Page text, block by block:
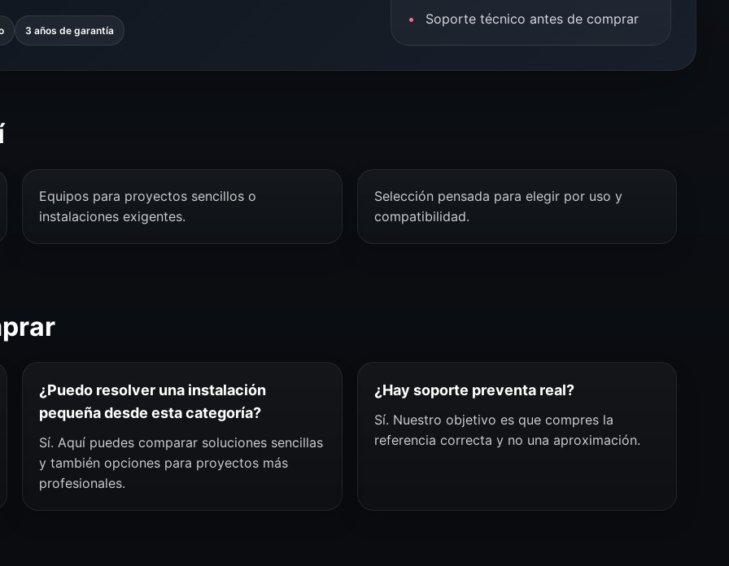
3 años de garantía
Soporte técnico antes de comprar
Equipos para proyectos sencillos o
instalaciones exigentes.
Selección pensada para elegir por uso y
compatibilidad.
¿Puedo resolver una instalación
pequeña desde esta categoría?
Sí. Aquí puedes comparar soluciones sencillas
y también opciones para proyectos más
profesionales.
¿Hay soporte preventa real?
Sí. Nuestro objetivo es que compres la
referencia correcta y no una aproximación.